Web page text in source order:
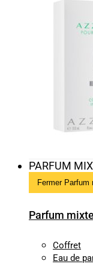
PARFUM
Fermer Parfum
Parfum mixte
Coffret
Eau de